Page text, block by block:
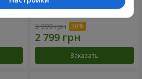
Букет "Нежный оттенок"
3 999 грн
Заказать